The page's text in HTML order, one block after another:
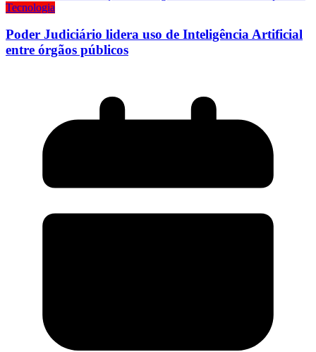
Tecnologia
Poder Judiciário lidera uso de Inteligência Artificial
entre órgãos públicos